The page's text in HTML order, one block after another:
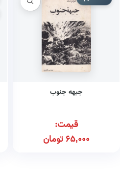
جبهه جنوب
قیمت:
65,000 تومان